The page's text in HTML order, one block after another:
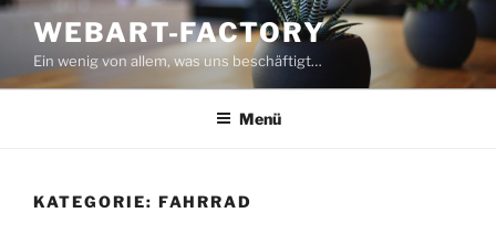
Zum
Inhalt
springen
WEBART-FACTORY
Ein wenig von allem, was uns beschäftigt…
Menü
KATEGORIE: FAHRRAD